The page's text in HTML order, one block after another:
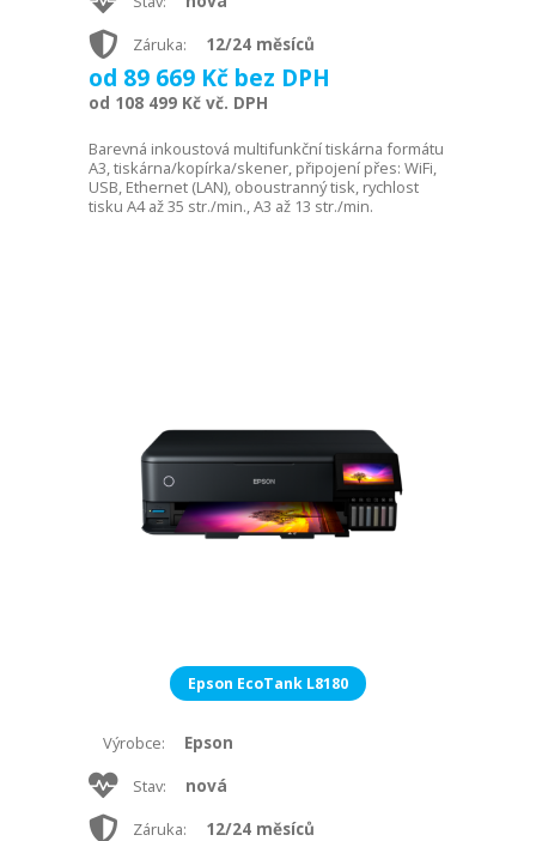
Záruka: 12/24 měsíců
od 89 669 Kč bez DPH
od 108 499 Kč vč. DPH
Barevná inkoustová multifunkční tiskárna formátu
A3, tiskárna/kopírka/skener, připojení přes: WiFi,
USB, Ethernet (LAN), oboustranný tisk, rychlost
tisku A4 až 35 str./min., A3 až 13 str./min.
Epson EcoTank L8180
Výrobce: Epson
Stav: nová
Záruka: 12/24 měsíců